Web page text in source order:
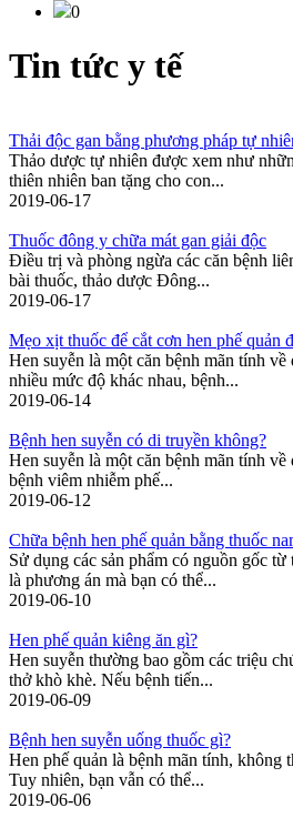
0
Tin tức y tế
Thải độc gan bằng phương pháp tự
Thảo dược tự nhiên được xem như
thiên nhiên ban tặng cho con...
2019-06-17
Thuốc đông y chữa mát gan giải độc
Điều trị và phòng ngừa các căn bệnh
bài thuốc, thảo dược Đông...
2019-06-17
Mẹo xịt thuốc để cắt cơn hen phế quản
Hen suyễn là một căn bệnh mãn tính
nhiều mức độ khác nhau, bệnh...
2019-06-14
Bệnh hen suyễn có di truyền không?
Hen suyễn là một căn bệnh mãn tính
bệnh viêm nhiễm phế...
2019-06-12
Chữa bệnh hen phế quản bằng thuốc
Sử dụng các sản phẩm có nguồn gốc
là phương án mà bạn có thể...
2019-06-10
Hen phế quản kiêng ăn gì?
Hen suyễn thường bao gồm các triệu
thở khò khè. Nếu bệnh tiến...
2019-06-09
Bệnh hen suyễn uống thuốc gì?
Hen phế quản là bệnh mãn tính, không
Tuy nhiên, bạn vẫn có thể...
2019-06-06